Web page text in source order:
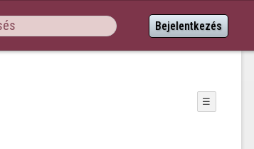
Bejelentkezés
☰